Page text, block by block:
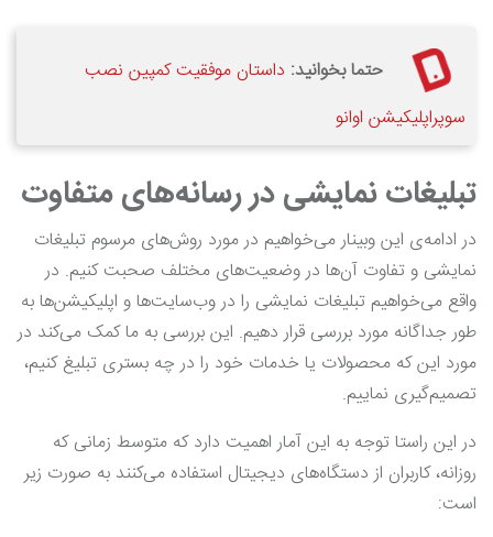
حتما بخوانید: داستان موفقیت کمپین نصب
سوپراپلیکیشن اوانو
تبلیغات نمایشی در رسانه‌های متفاوت
در ادامه‌ی این وبینار می‌خواهیم در مورد روش‌های مرسوم تبلیغات
نمایشی و تفاوت آن‌ها در وضعیت‌های مختلف صحبت کنیم. در
واقع می‌خواهیم تبلیغات نمایشی را در وب‌سایت‌ها و اپلیکیشن‌ها به
طور جداگانه مورد بررسی قرار دهیم. این بررسی به ما کمک می‌کند در
مورد این که محصولات یا خدمات خود را در چه بستری تبلیغ کنیم،
تصمیم‌گیری نماییم.
در این راستا توجه به این آمار اهمیت دارد که متوسط زمانی که
روزانه، کاربران از دستگاه‌های دیجیتال استفاده می‌کنند به صورت زیر
است: